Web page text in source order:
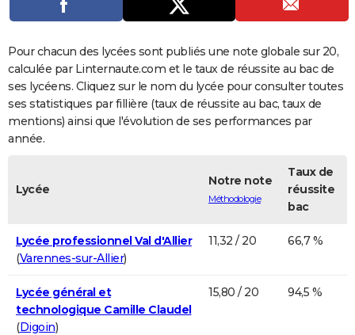
Dictionnaire
Biographies
Expressions
Proverbes
PROGRAMME TV
COPAINS D'AVANT
S'inscrire
Se connecter
Lycées
Collèges
Primaires
Universités
Entreprises
Service militaire
Avis de recherche
AVIS DE DÉCÈS
FORUM
Bricolage
Lifestyle
Culture
Sport
Auto
Television
Voyage
Cinema
Pour chacun des lycées sont publiés une note globale sur 20,
calculée par Linternaute.com et le taux de réussite au bac de
ses lycéens. Cliquez sur le nom du lycée pour consulter toutes
ses statistiques par fillière (taux de réussite au bac, taux de
mentions) ainsi que l'évolution de ses performances par
année.
Lycée
Notre note
Méthodologie
Taux de
réussite
bac
Lycée professionnel Val d'Allier
(Varennes-sur-Allier)
11,32 / 20 66,7 %
Lycée général et
technologique Camille Claudel
(Digoin)
15,80 / 20 94,5 %